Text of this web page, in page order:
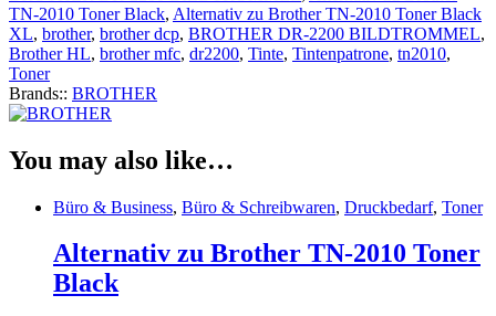
TN-2010 Toner Black, Alternativ zu Brother TN-2010 Toner Black
XL, brother, brother dcp, BROTHER DR-2200 BILDTROMMEL,
Brother HL, brother mfc, dr2200, Tinte, Tintenpatrone, tn2010,
Toner
Brands:: BROTHER
You may also like…
Büro & Business, Büro & Schreibwaren, Druckbedarf, Toner
Alternativ zu Brother TN-2010 Toner
Black